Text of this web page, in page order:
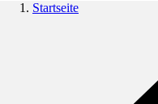
Startseite